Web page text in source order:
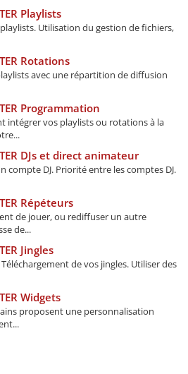
Playlists
Utilisation du gestion de fichiers,
Rotations
avec une répartition de diffusion
Programmation
intégrer vos playlists ou rotations à la
DJs et direct animateur
DJ. Priorité entre les comptes DJ.
Répéteurs
de jouer, ou rediffuser un autre
de...
Jingles
de vos jingles. Utiliser des
Widgets
proposent une personnalisation